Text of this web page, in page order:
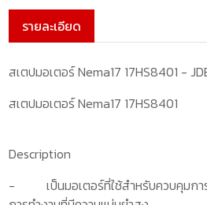
รายละเอียด
สเตปมอเตอร์ Nema17 17HS8401 -
สเตปมอเตอร์ Nema17 17HS8401
Description
- เป็นมอเตอร์ที่ใช้สำหรับควบคุมกา